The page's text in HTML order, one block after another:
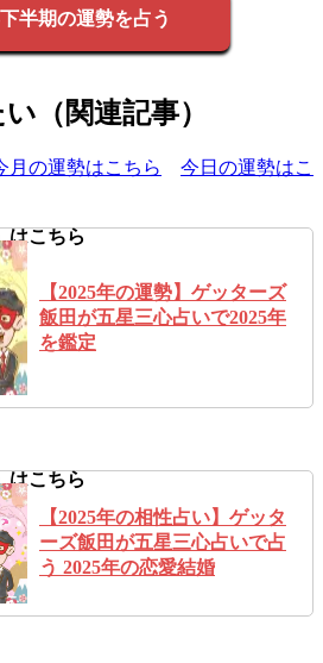
半期の運勢を占う
（関連記事）
月の運勢はこちら
今日の運勢はこ
はこちら
【2025年の運勢】ゲッターズ
飯田が五星三心占いで2025年
を鑑定
はこちら
【2025年の相性占い】ゲッタ
ーズ飯田が五星三心占いで占
う 2025年の恋愛結婚